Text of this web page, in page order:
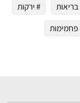
# ירקות
פחמימות